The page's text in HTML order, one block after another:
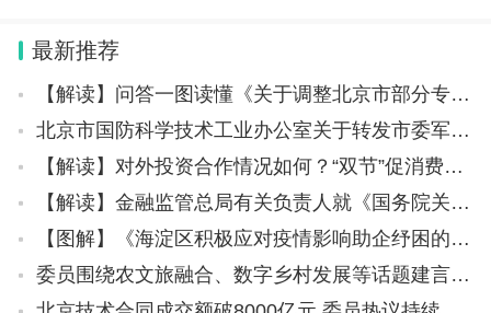
最新推荐
【解读】问答一图读懂《关于调整北京市部分专业技术人员职业资格和职称对应关系的通知》
北京市国防科学技术工业办公室关于转发市委军民融合办关于组织召开5G融合应用创新大赛线下解读会的通知
【解读】对外投资合作情况如何？“双节”促消费有哪些举措？……商务部回应近期经贸热点
【解读】金融监管总局有关负责人就《国务院关于推进普惠金融高质量发展的实施意见》答记者问
【图解】《海淀区积极应对疫情影响助企纾困的若干措施》
委员围绕农文旅融合、数字乡村发展等话题建言献策 人才科技“双翼”助力乡村振兴